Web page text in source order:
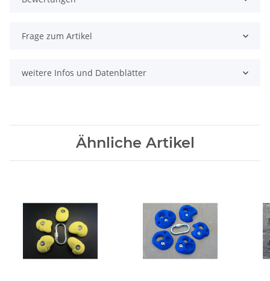
Frage zum Artikel
weitere Infos und Datenblätter
Ähnliche Artikel